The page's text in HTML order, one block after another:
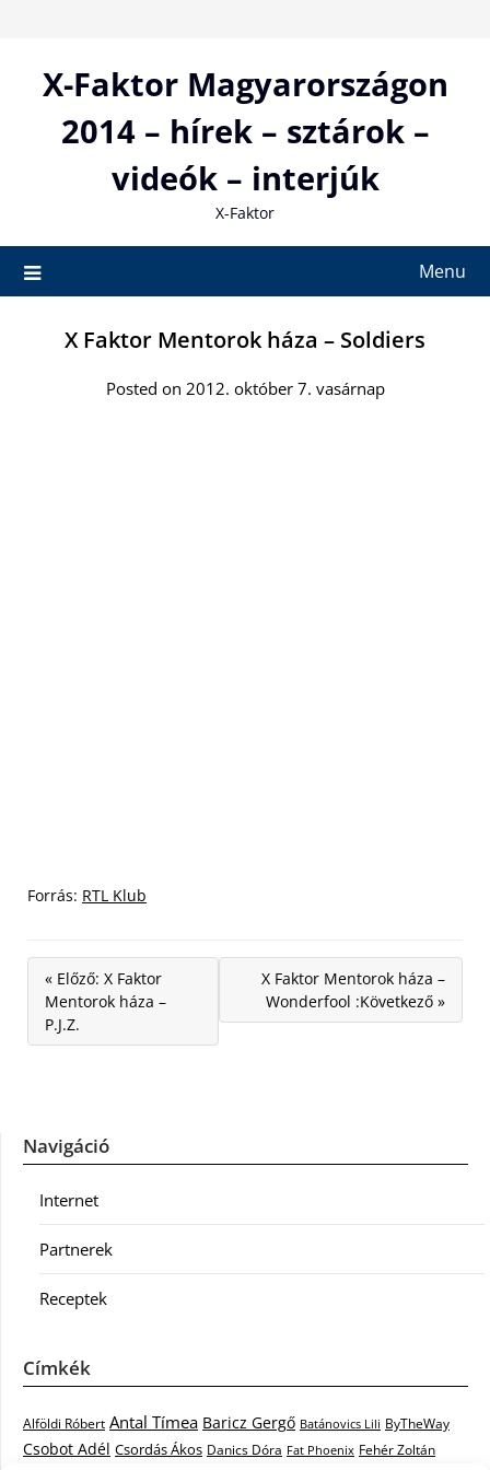
contentX-Faktor Magyarországon
2014 – hírek – sztárok –
videók – interjúk
X-Faktor
Menu
X Faktor Mentorok háza – Soldiers
Posted on 2012. október 7. vasárnap
Forrás: RTL Klub
« Előző: X Faktor
Mentorok háza –
P.J.Z.
X Faktor Mentorok háza –
Wonderfool :Következő »
Navigáció
Internet
Partnerek
Receptek
Címkék
Alföldi Róbert Antal Tímea Baricz Gergő Batánovics Lili ByTheWay
Csobot Adél Csordás Ákos Danics Dóra Fat Phoenix Fehér Zoltán